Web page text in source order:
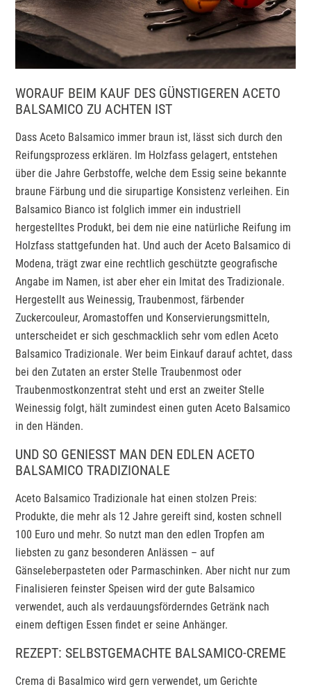
WORAUF BEIM KAUF DES GÜNSTIGEREN ACETO
BALSAMICO ZU ACHTEN IST
Dass Aceto Balsamico immer braun ist, lässt sich durch den
Reifungsprozess erklären. Im Holzfass gelagert, entstehen
über die Jahre Gerbstoffe, welche dem Essig seine bekannte
braune Färbung und die sirupartige Konsistenz verleihen. Ein
Balsamico Bianco ist folglich immer ein industriell
hergestelltes Produkt, bei dem nie eine natürliche Reifung im
Holzfass stattgefunden hat. Und auch der Aceto Balsamico di
Modena, trägt zwar eine rechtlich geschützte geografische
Angabe im Namen, ist aber eher ein Imitat des Tradizionale.
Hergestellt aus Weinessig, Traubenmost, färbender
Zuckercouleur, Aromastoffen und Konservierungsmitteln,
unterscheidet er sich geschmacklich sehr vom edlen Aceto
Balsamico Tradizionale. Wer beim Einkauf darauf achtet, dass
bei den Zutaten an erster Stelle Traubenmost oder
Traubenmostkonzentrat steht und erst an zweiter Stelle
Weinessig folgt, hält zumindest einen guten Aceto Balsamico
in den Händen.
UND SO GENIESST MAN DEN EDLEN ACETO B
ALSAMICO TRADIZIONALE
Aceto Balsamico Tradizionale hat einen stolzen Preis:
Produkte, die mehr als 12 Jahre gereift sind, kosten schnell
100 Euro und mehr. So nutzt man den edlen Tropfen am
liebsten zu ganz besonderen Anlässen – auf
Gänseleberpasteten oder Parmaschinken. Aber nicht nur zum
Finalisieren feinster Speisen wird der gute Balsamico
verwendet, auch als verdauungsförderndes Getränk nach
einem deftigen Essen findet er seine Anhänger.
REZEPT: SELBSTGEMACHTE BALSAMICO-CREME
Crema di Basalmico wird gern verwendet, um Gerichte